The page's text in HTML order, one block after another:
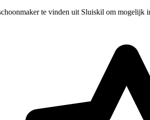
te vinden uit Sluiskil om mogelijk